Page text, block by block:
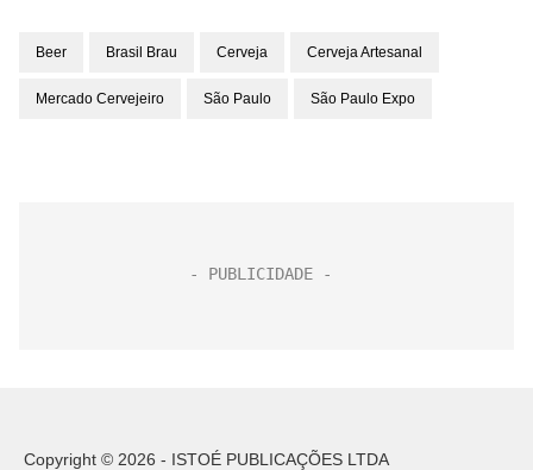
Beer Brasil Brau Cerveja Cerveja Artesanal
Mercado Cervejeiro São Paulo São Paulo Expo
Copyright © 2026 - ISTOÉ PUBLICAÇÕES LTDA